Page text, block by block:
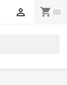
shopping_cart (0)
